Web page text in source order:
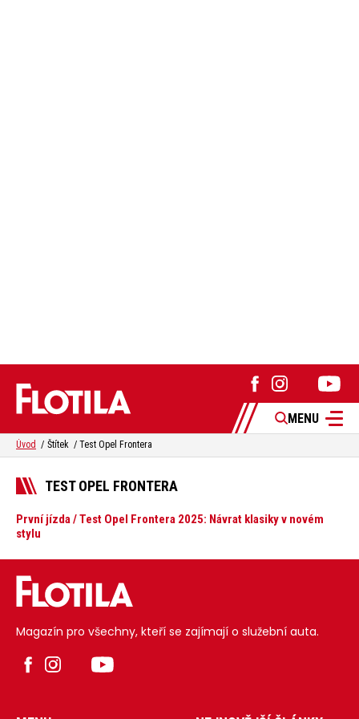
MENU
Úvod Štítek Test Opel Frontera
TEST OPEL FRONTERA
První jízda / Test Opel Frontera 2025: Návrat klasiky v novém
stylu
Magazín pro všechny, kteří se zajímají o služební auta.